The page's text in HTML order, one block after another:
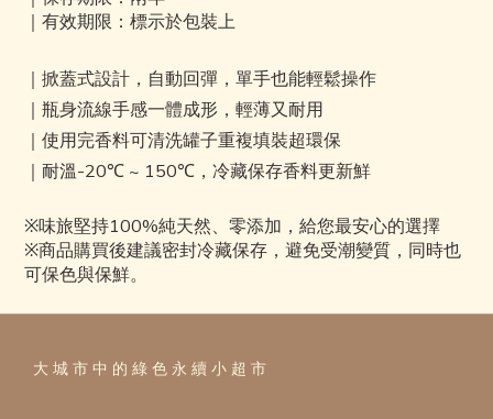
｜ 有效期限：標示於包裝上
｜ 掀蓋式設計，自動回彈，單手也能輕鬆操作
｜ 瓶身流線手感一體成形，輕薄又耐用
｜ 使用完香料可清洗罐子重複填裝超環保
｜ 耐溫-20℃ ~ 150℃，冷藏保存香料更新鮮
※味旅堅持100%純天然、零添加，給您最安心的選擇
※商品購買後建議密封冷藏保存，避免受潮變質，同時也
可保色與保鮮。
大 城 市 中 的 綠 色 永 續 小 超 市